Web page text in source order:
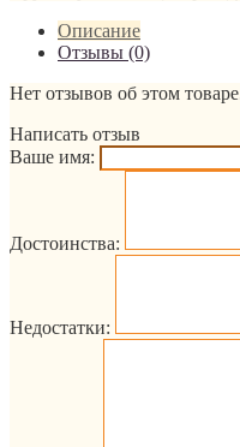
Описание
Отзывы (0)
Нет отзывов об этом
Написать отзыв
Ваше имя:
Достоинства:
Недостатки: